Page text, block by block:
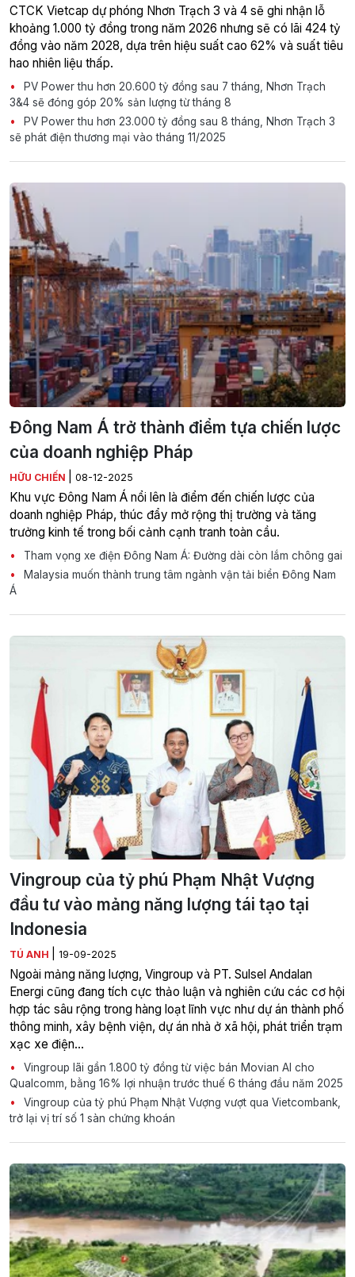
CTCK Vietcap dự phóng Nhơn Trạch 3 và 4 sẽ ghi nhận lỗ
khoảng 1.000 tỷ đồng trong năm 2026 nhưng sẽ có lãi 424 tỷ
đồng vào năm 2028, dựa trên hiệu suất cao 62% và suất tiêu
hao nhiên liệu thấp.
PV Power thu hơn 20.600 tỷ đồng sau 7 tháng, Nhơn Trạch
3&4 sẽ đóng góp 20% sản lượng từ tháng 8
PV Power thu hơn 23.000 tỷ đồng sau 8 tháng, Nhơn Trạch 3
sẽ phát điện thương mại vào tháng 11/2025
Đông Nam Á trở thành điểm tựa chiến lược
của doanh nghiệp Pháp
HỮU CHIẾN 08-12-2025
Khu vực Đông Nam Á nổi lên là điểm đến chiến lược của
doanh nghiệp Pháp, thúc đẩy mở rộng thị trường và tăng
trưởng kinh tế trong bối cảnh cạnh tranh toàn cầu.
Tham vọng xe điện Đông Nam Á: Đường dài còn lắm chông gai
Malaysia muốn thành trung tâm ngành vận tải biển Đông Nam
Á
Vingroup của tỷ phú Phạm Nhật Vượng
đầu tư vào mảng năng lượng tái tạo tại
Indonesia
TÚ ANH 19-09-2025
Ngoài mảng năng lượng, Vingroup và PT. Sulsel Andalan
Energi cũng đang tích cực thảo luận và nghiên cứu các cơ hội
hợp tác sâu rộng trong hàng loạt lĩnh vực như dự án thành phố
thông minh, xây bệnh viện, dự án nhà ở xã hội, phát triển trạm
xạc xe điện…
Vingroup lãi gần 1.800 tỷ đồng từ việc bán Movian AI cho
Qualcomm, bằng 16% lợi nhuận trước thuế 6 tháng đầu năm 2025
Vingroup của tỷ phú Phạm Nhật Vượng vượt qua Vietcombank,
trở lại vị trí số 1 sàn chứng khoán